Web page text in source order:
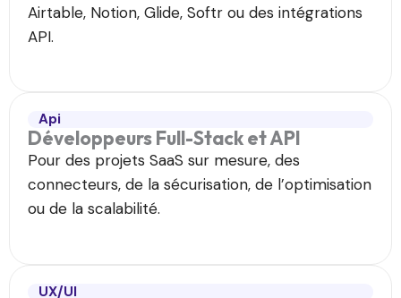
Airtable, Notion, Glide, Softr ou des intégrations
API.
Api
Développeurs Full-Stack et API​
Pour des projets SaaS sur mesure, des
connecteurs, de la sécurisation, de l’optimisation
ou de la scalabilité.
UX/UI